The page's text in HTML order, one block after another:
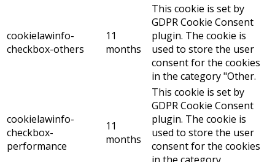
cookielawinfo-
checkbox-others
11
months
This cookie is set by
GDPR Cookie Consent
plugin. The cookie is
used to store the user
consent for the cookies
in the category "Other.
cookielawinfo-
checkbox-
performance
11
months
This cookie is set by
GDPR Cookie Consent
plugin. The cookie is
used to store the user
consent for the cookies